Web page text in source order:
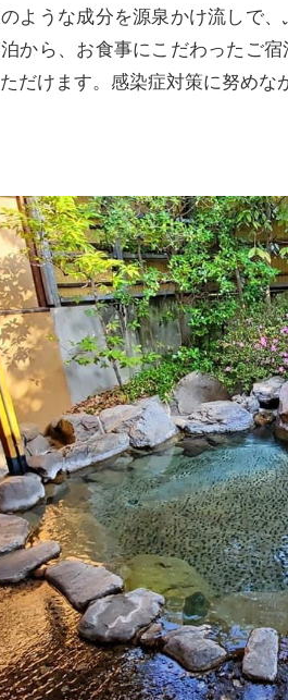
ような成分を源泉かけ流しで
から、お食事にこだわったご
だけます。感染症対策に努め